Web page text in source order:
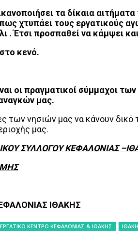
τα δίκαια
χτυπάει τους εργατικούς
Έτσι προσπαθεί να κάμψει
κενό.
οι πραγματικοί
μας.
των νησιών μας να κάνουν
μας.
ΣΥΛΛΟΓΟΥ ΚΕΦΑΛΟΝΙΑΣ
ΙΘΑΚΗΣ
ΕΡΓΑΤΙΚΟ ΚΕΝΤΡΟ ΚΕΦΑΛΟΝΙΑΣ & ΙΘΑΚΗΣ ΙΘΑΚΗ